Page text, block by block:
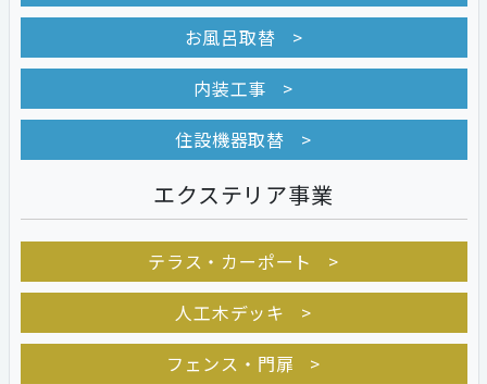
お風呂取替
内装工事
住設機器取替
エクステリア事業
テラス・カーポート
人工木デッキ
フェンス・門扉